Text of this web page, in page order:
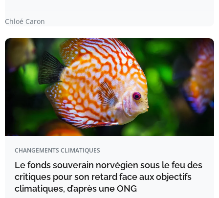
Chloé Caron
CHANGEMENTS CLIMATIQUES
Le fonds souverain norvégien sous le feu des
critiques pour son retard face aux objectifs
climatiques, d’après une ONG